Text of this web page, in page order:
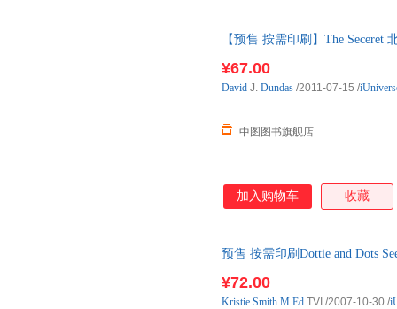
【预售 按需印刷】The Seceret
¥67.00
中图图书旗舰店
David J. Dundas /2011-07-15 /
加入购物车 收藏
预售 按需印刷Dottie and Dots
¥72.00
Kristie Smith M.Ed TVI /2007-10-30 /